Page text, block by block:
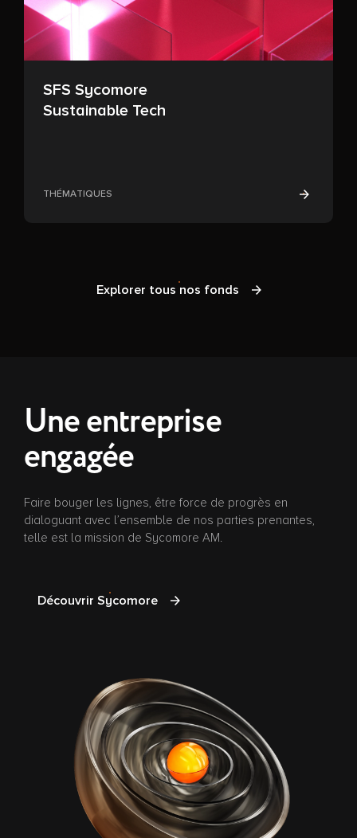
SFS Sycomore
Sustainable Tech
THÉMATIQUES
Explorer tous nos fonds
Une entreprise
engagée
Faire bouger les lignes, être force de progrès en
dialoguant avec l’ensemble de nos parties prenantes,
telle est la mission de Sycomore AM.
Découvrir Sycomore